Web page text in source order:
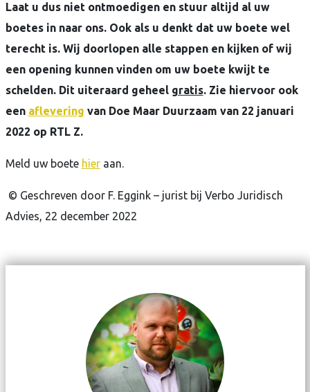
Laat u dus niet ontmoedigen en stuur altijd al uw
boetes in naar ons. Ook als u denkt dat uw boete wel
terecht is. Wij doorlopen alle stappen en kijken of wij
een opening kunnen vinden om uw boete kwijt te
schelden. Dit uiteraard geheel gratis. Zie hiervoor ook
een aflevering van Doe Maar Duurzaam van 22 januari
2022 op RTL Z.
Meld uw boete hieraan.
© Geschreven door F. Eggink – jurist bij Verbo Juridisch
Advies, 22 december 2022